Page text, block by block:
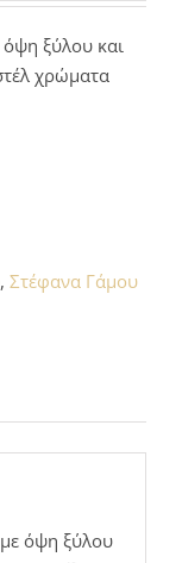
ξύλου και
χρώματα
, Στέφανα Γάμου
όψη ξύλου